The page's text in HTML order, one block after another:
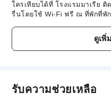
ใครเทียบได้ที่ โรงแรมมาเรีย
รื่นโดยใช้ Wi-Fi ฟรี ณ ที่พักที่พั
อำนวยความสะดวกให้ผู้เข้าพัก
เข้าพักของคุณจะสะดวกสบายด้
เต็มการพักผ่อนและความเพลิ
สบาย มีห้องพักให้เลือกมากมาย
เครื่องปรับอากาศหรือบริการผ้า
ดูเพิ่
รับความช่วยเหลือ